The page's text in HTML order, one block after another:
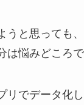
うと思っても
は悩みどころで
リでデータ化し